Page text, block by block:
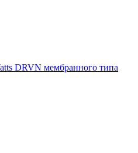
DRVN мембранного типа